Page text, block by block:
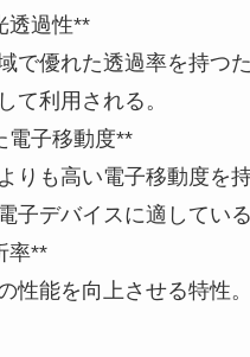
透過性**
で優れた透過率を持つ
て利用される。
電子移動度**
りも高い電子移動度を
子デバイスに適している
率**
性能を向上させる特性。